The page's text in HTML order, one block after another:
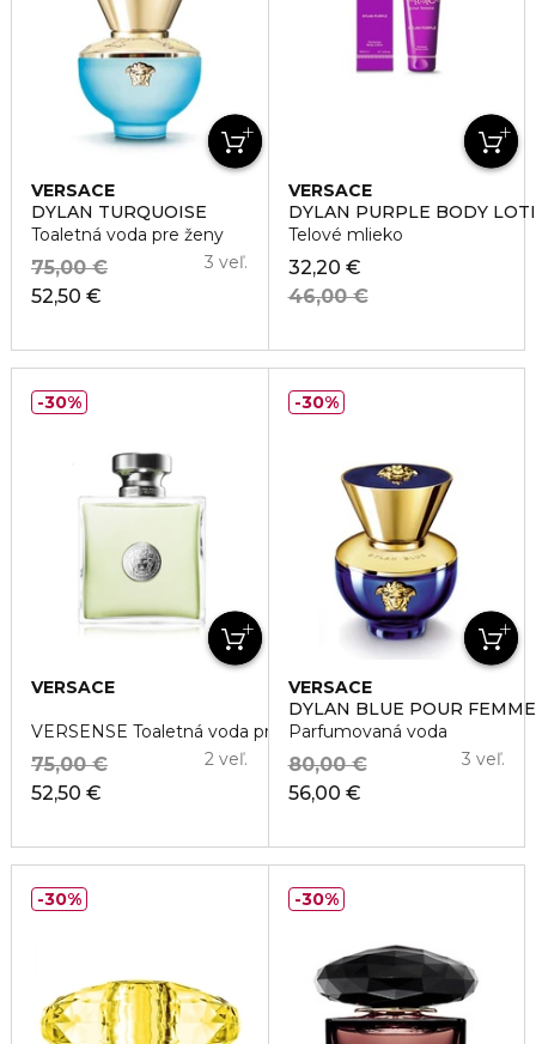
VERSACE
DYLAN TURQUOISE
Toaletná voda pre ženy
52,50 €
75,00 € 3 veľ.
VERSACE
DYLAN PURPLE BODY
Telové mlieko
32,20 €
46,00 €
VERSACE
VERSENSE Toaletná voda pre ženy
52,50 €
75,00 € 2 veľ.
30%
VERSACE
DYLAN BLUE POUR FEMME
Parfumovaná voda
56,00 €
80,00 € 3 veľ.
30%
30% 30%